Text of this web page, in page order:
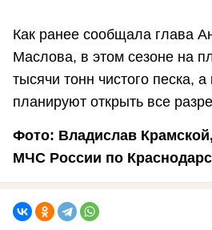
Как ранее сообщала глава
Маслова, в этом сезоне на
тысячи тонн чистого песка,
планируют открыть все
Фото: Владислав
МЧС России по